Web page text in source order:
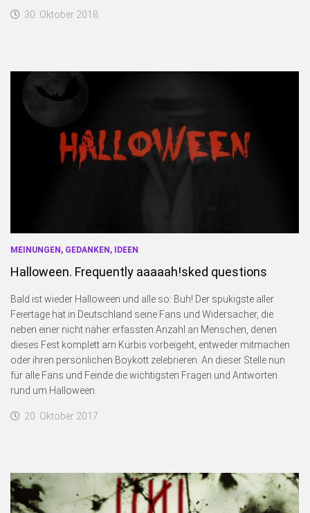
30. Oktober 2018
MEINUNGEN, GEDANKEN, IDEEN
Halloween. Frequently aaaaah!sked questions
Bald ist wieder Halloween und alle so: Buh! Der spukigste aller
Feiertage hat in Deutschland seine Fans und Widersacher, die
neben einer nicht näher erfassten Anzahl an Menschen, denen
dieses Fest komplett am Kürbis vorbeigeht, entweder mitmachen
oder ihren persönlichen Boykott zelebrieren. An dieser Stelle nun
für alle Fans und Feinde die wichtigsten Fragen und Antworten
rund um Halloween.
20. Oktober 2017